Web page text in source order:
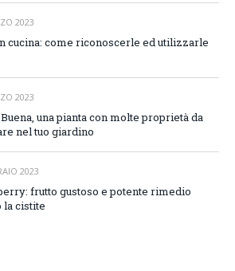
2023
cucina: come riconoscerle ed utilizzarle
2023
una pianta con molte proprietà da
nel tuo giardino
2023
frutto gustoso e potente rimedio
la cistite